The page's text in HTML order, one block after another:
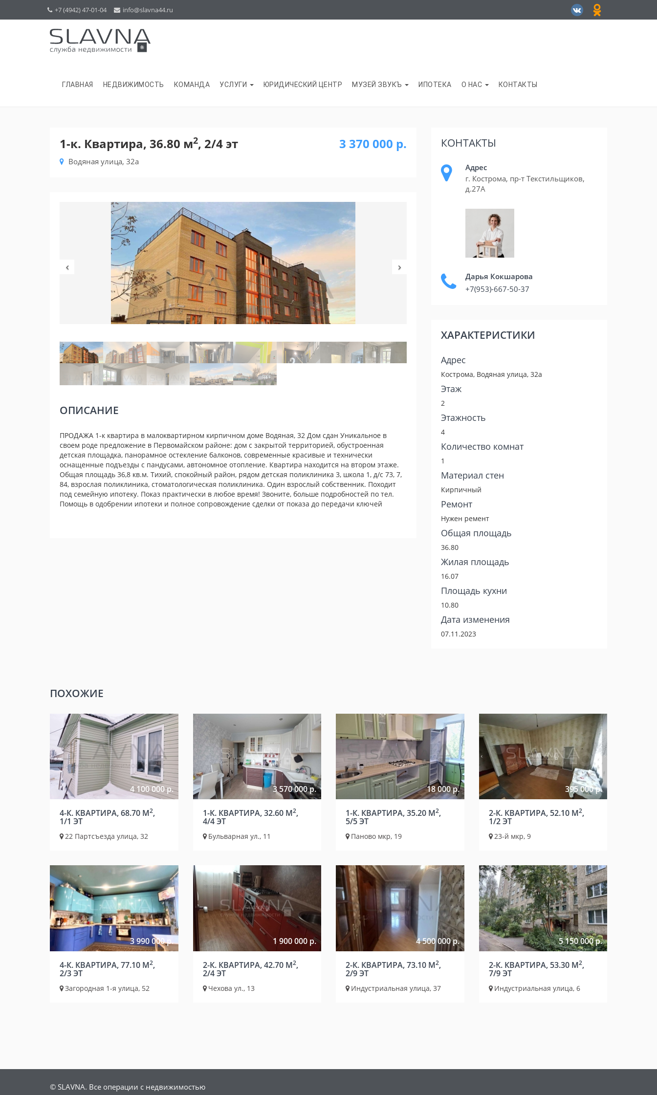
+7 (4942) 47-01-04 info@slavna44.ru
ГЛАВНАЯ НЕДВИЖИМОСТЬ КОМАНДА УСЛУГИ ЮРИДИЧЕСКИЙ ЦЕНТР МУЗЕЙ ЗВУКЪ ИПОТЕКА О НАС КОНТАКТЫ
1-к. Квартира, 36.80 м2, 2/4 эт
Водяная улица, 32а
3 370 000 р.
ОПИСАНИЕ
ПРОДАЖА 1-к квартира в малоквартирном кирпичном доме Водяная, 32 Дом сдан Уникальное в
своем роде предложение в Первомайском районе: дом с закрытой территорией, обустроенная
детская площадка, панорамное остекление балконов, современные красивые и технически
оснащенные подъезды с пандусами, автономное отопление. Квартира находится на втором этаже.
Общая площадь 36,8 кв.м. Тихий, спокойный район, рядом детская поликлиника 3, школа 1, д/с 73, 7,
84, взрослая поликлиника, стоматологическая поликлиника. Один взрослый собственник. Походит
под семейную ипотеку. Показ практически в любое время! Звоните, больше подробностей по тел.
Помощь в одобрении ипотеки и полное сопровождение сделки от показа до передачи ключей
КОНТАКТЫ
Адрес
г. Кострома, пр-т Текстильщиков,
д.27А
Дарья Кокшарова
+7(953)-667-50-37
ХАРАКТЕРИСТИКИ
Адрес
Кострома, Водяная улица, 32а
Этаж
2
Этажность
4
Количество комнат
1
Материал стен
Кирпичный
Ремонт
Нужен ремент
Общая площадь
36.80
Жилая площадь
16.07
Площадь кухни
10.80
Дата изменения
07.11.2023
ПОХОЖИЕ
4 100 000 р.
4-К. КВАРТИРА, 68.70 М2,
1/1 ЭТ
22 Партсъезда улица, 32
3 570 000 р.
1-К. КВАРТИРА, 32.60 М2,
4/4 ЭТ
Бульварная ул., 11
18 000 р.
1-К. КВАРТИРА, 35.20 М2,
5/5 ЭТ
Паново мкр, 19
395 000 р.
2-К. КВАРТИРА, 52.10 М2,
1/2 ЭТ
23-й мкр, 9
3 990 000 р.
4-К. КВАРТИРА, 77.10 М2,
2/3 ЭТ
Загородная 1-я улица, 52
1 900 000 р.
2-К. КВАРТИРА, 42.70 М2,
2/4 ЭТ
Чехова ул., 13
4 500 000 р.
2-К. КВАРТИРА, 73.10 М2,
2/9 ЭТ
Индустриальная улица, 37
5 150 000 р.
2-К. КВАРТИРА, 53.30 М2,
7/9 ЭТ
Индустриальная улица, 6
© SLAVNA. Все операции с недвижимостью